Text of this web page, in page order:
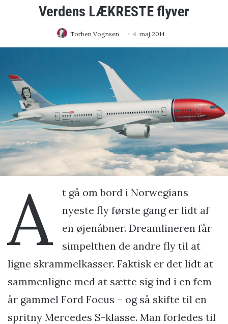
Verdens LÆKRESTE flyver
Torben Vognsen 4. maj 2014
A
t gå om bord i Norwegians
nyeste fly første gang er lidt af
en øjenåbner. Dreamlineren får
simpelthen de andre fly til at
ligne skrammelkasser. Faktisk er det lidt at
sammenligne med at sætte sig ind i en fem
år gammel Ford Focus – og så skifte til en
spritny Mercedes S-klasse. Man forledes til